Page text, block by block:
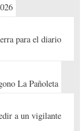
para el diario
La Pañoleta
a un vigilante